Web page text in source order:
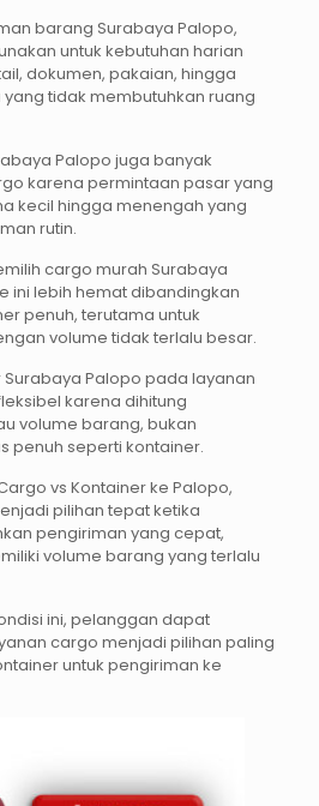
barang Surabaya Palopo,
untuk kebutuhan harian
dokumen, pakaian, hingga
tidak membutuhkan ruang
Palopo juga banyak
karena permintaan pasar yang
kecil hingga menengah yang
rutin.
cargo murah Surabaya
ini lebih hemat dibandingkan
penuh, terutama untuk
volume tidak terlalu besar.
Surabaya Palopo pada layanan
karena dihitung
volume barang, bukan
penuh seperti kontainer.
vs Kontainer ke Palopo,
pilihan tepat ketika
pengiriman yang cepat,
volume barang yang terlalu
ini, pelanggan dapat
cargo menjadi pilihan paling
untuk pengiriman ke